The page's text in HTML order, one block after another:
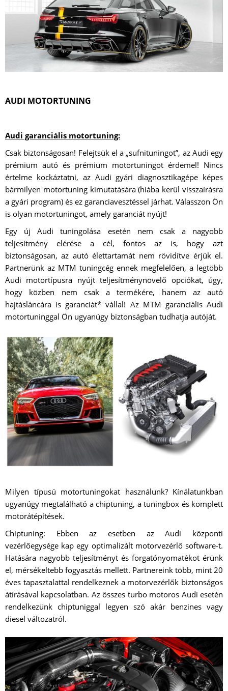
AUDI MOTORTUNING
Audi garanciális motortuning:
Csak biztonságosan! Felejtsük el a „sufnituningot”, az Audi egy
prémium autó és prémium motortuningot érdemel! Nincs
értelme kockáztatni, az Audi gyári diagnosztikagépe képes
bármilyen motortuning kimutatására (hiába kerül visszaírásra
a gyári program) és ez garanciavesztéssel járhat. Válasszon Ön
is olyan motortuningot, amely garanciát nyújt!
Egy új Audi tuningolása esetén nem csak a nagyobb
teljesítmény elérése a cél, fontos az is, hogy azt
biztonságosan, az autó élettartamát nem rövidítve érjük el.
Partnerünk az MTM tuningcég ennek megfelelően, a legtöbb
Audi motortípusra nyújt teljesítménynövelő opciókat, úgy,
hogy közben nem csak a termékére, hanem az autó
hajtásláncára is garanciát* vállal! Az MTM garanciális Audi
motortuninggal Ön ugyanúgy biztonságban tudhatja autóját.
Milyen típusú motortuningokat használunk? Kínálatunkban
ugyanúgy megtalálható a chiptuning, a tuningbox és komplett
motorátépítések.
Chiptuning: Ebben az esetben az Audi központi
vezérlőegysége kap egy optimalizált motorvezérlő software-t.
Hatására nagyobb teljesítményt és forgatónyomatékot érünk
el, mérsékeltebb fogyasztás mellett. Partnereink több, mint 20
éves tapasztalattal rendelkeznek a motorvezérlők biztonságos
átírásával kapcsolatban. Az összes turbo motoros Audi esetén
rendelkezünk chiptuniggal legyen szó akár benzines vagy
diesel változatról.